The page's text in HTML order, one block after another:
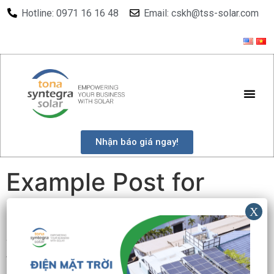
Hotline: 0971 16 16 48 Email: cskh@tss-solar.com
Nhận báo giá ngay!
Example Post for
WordPress
This is a sample post created to test the basic
formatting features of the WordPress CMS.